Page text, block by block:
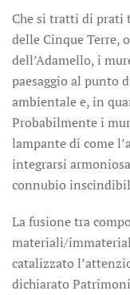
Che si tratti di prati
delle Cinque Terre,
dell’Adamello, i
paesaggio al punto
ambientale e, in
Probabilmente i
lampante di come
integrarsi
connubio
La fusione tra
materiali/
catalizzato
dichiarato